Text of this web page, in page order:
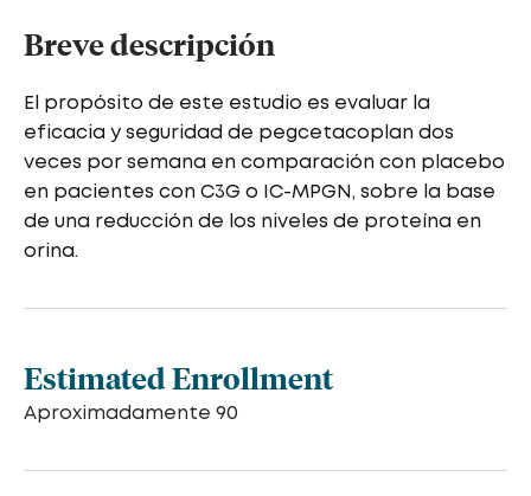
Breve descripción
El propósito de este estudio es evaluar la
eficacia y seguridad de pegcetacoplan dos
veces por semana en comparación con placebo
en pacientes con C3G o IC-MPGN, sobre la base
de una reducción de los niveles de proteína en
orina.
Estimated Enrollment
Aproximadamente 90